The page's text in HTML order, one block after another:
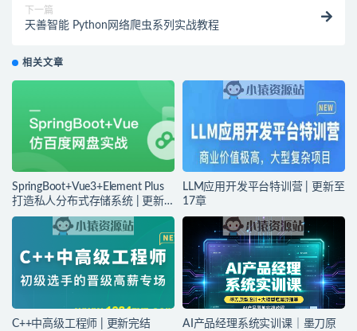
下一篇
天善智能 Python网络爬虫系列实战教程
相关文章
SpringBoot+Vue3+Element Plus
打造私人分布式存储系统 | 更新
完结
LLM应用开发平台特训营 | 更新至
17章
C++中高级工程师 | 更新完结
AI产品经理系统实训课｜墨刀原